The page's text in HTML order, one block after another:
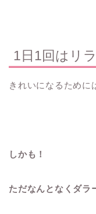
1日1回はリ
きれいになるために
しかも！
ただなんとなくダラ